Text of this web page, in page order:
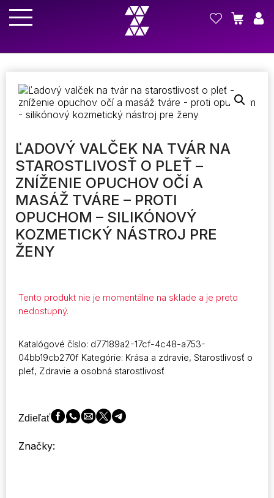
ĽADOVÝ VALČEK NA TVÁR NA
STAROSTLIVOSŤ O PLEŤ –
ZNÍŽENIE OPUCHOV OČÍ A
MASÁŽ TVÁRE – PROTI
OPUCHOM – SILIKÓNOVÝ
KOZMETICKÝ NÁSTROJ PRE
ŽENY
Tento produkt nie je momentálne na sklade a je preto
nedostupný.
Katalógové číslo: d77189a2-17cf-4c48-a753-
04bb19cb270f Kategórie: Krása a zdravie, Starostlivosť o
pleť, Zdravie a osobná starostlivosť
Zdieľať
Značky: